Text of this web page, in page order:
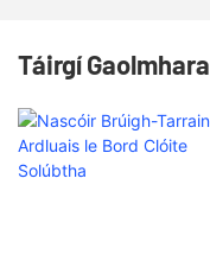
Táirgí Gaolmhara